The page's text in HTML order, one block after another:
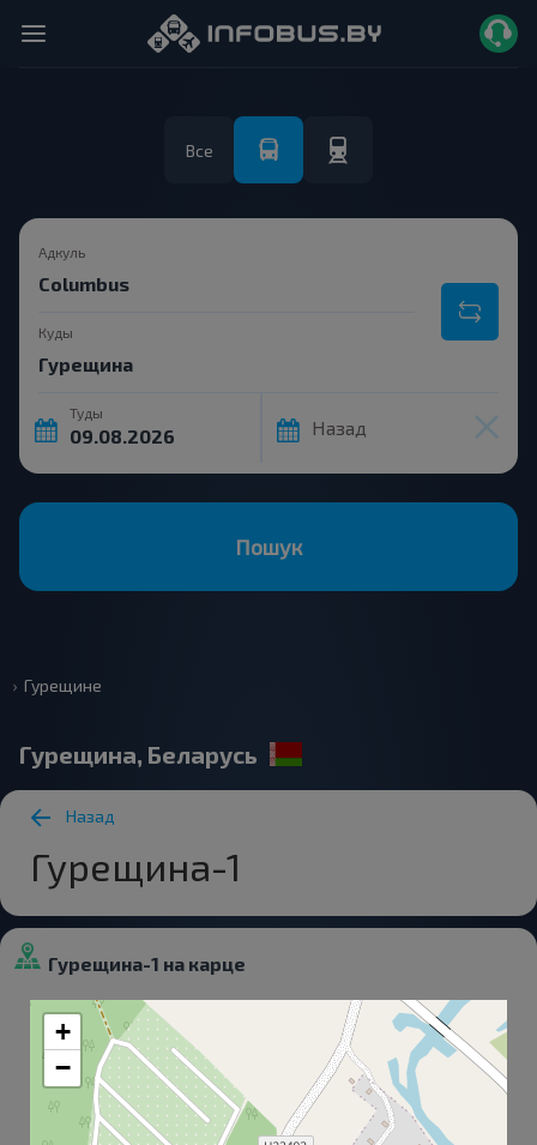
Все
Адкуль
Куды
Туды
Назад
Пошук
Гурещине
Гурещина, Беларусь
Назад
Гурещина-1
Гурещина-1 на карце
+
−